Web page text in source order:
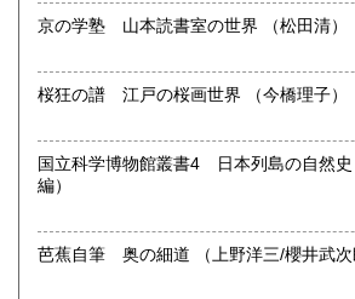
最寄駅：青砥
営業時間：10:30-18:30(通販専門のため
定休日：水曜日・土曜日定休 その他に
めの臨時休業あり
書籍の買取について
-
京の学塾 山本読書室の世界 （松田清）
桜狂の譜 江戸の桜画世界 （今橋理子）
国立科学博物館叢書4 日本列島の自然史 （国立科学博物館
編）
芭蕉自筆 奥の細道 （上野洋三/櫻井